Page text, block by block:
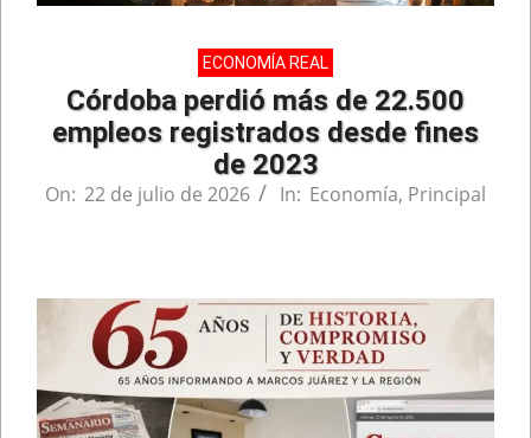
ECONOMÍA REAL
Córdoba perdió más de 22.500
empleos registrados desde fines
de 2023
On: 22 de julio de 2026 In: Economía, Principal